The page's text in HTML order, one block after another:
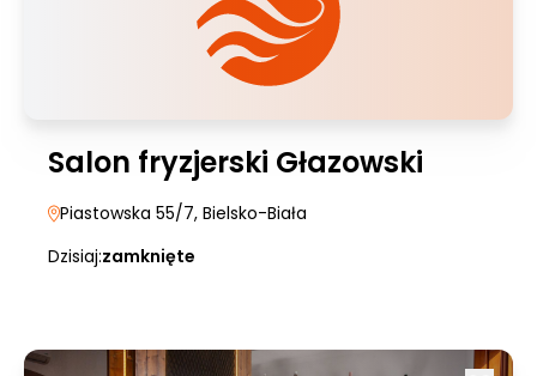
Salon fryzjerski Głazowski
Piastowska 55/7, Bielsko-Biała
Dzisiaj:zamknięte